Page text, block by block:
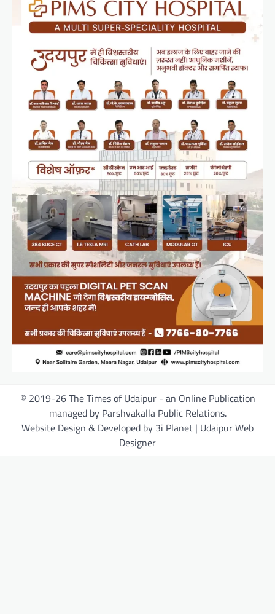
© 2019-26 The Times of Udaipur - an Online Publication
managed by Parshvakalla Public Relations.
Website Design & Developed by 3i Planet | Udaipur Web
Designer